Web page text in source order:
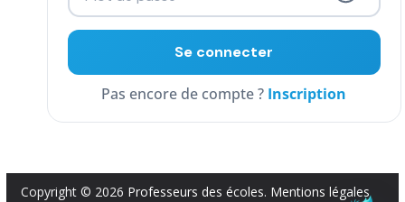
Inscription
Copyright © 2026 Professeurs des écoles. Mentions légales